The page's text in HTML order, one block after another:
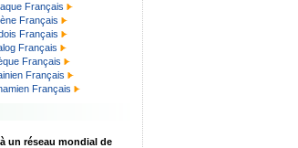
Français
Français
Français
Français
Français
Français
Français
un réseau mondial de